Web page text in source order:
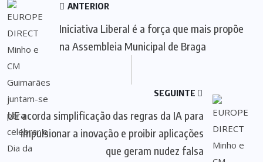
ANTERIOR
Iniciativa Liberal é a força que mais propõe
na Assembleia Municipal de Braga
SEGUINTE
UE acorda simplificação das regras da IA para
impulsionar a inovação e proibir aplicações
que geram nudez falsa